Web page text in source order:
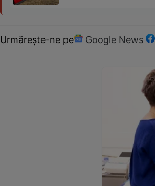
Urmărește-ne pe Google News